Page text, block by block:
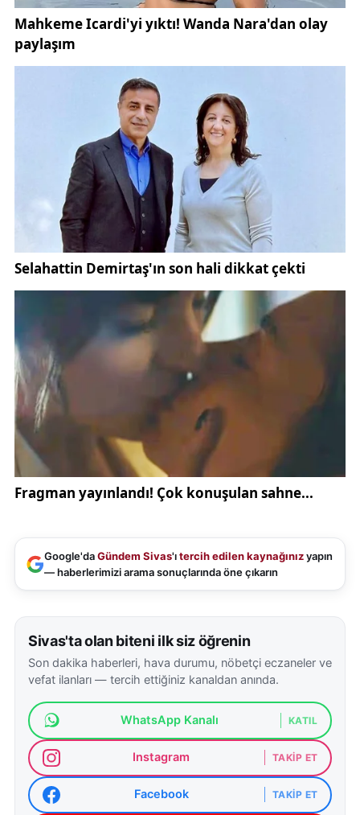
Google'daGündem Sivas'ıtercih edilen kaynağınızyapın
— haberlerimizi arama sonuçlarında öne çıkarın
Sivas'ta olan biteni ilk siz öğrenin
Son dakika haberleri, hava durumu, nöbetçi eczaneler ve
vefat ilanları — tercih ettiğiniz kanaldan anında.
WhatsApp Kanalı KATIL
Instagram TAKIP ET
Facebook TAKIP ET